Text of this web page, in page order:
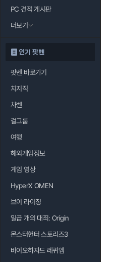
PC 견적 게시판
더보기
인기 팟벤
팟벤 바로가기
치지직
차벤
걸그룹
여행
해외게임정보
게임 영상
HyperX OMEN
브이 라이징
일곱 개의 대죄: Origin
몬스터헌터 스토리즈3
바이오하자드 레퀴엠